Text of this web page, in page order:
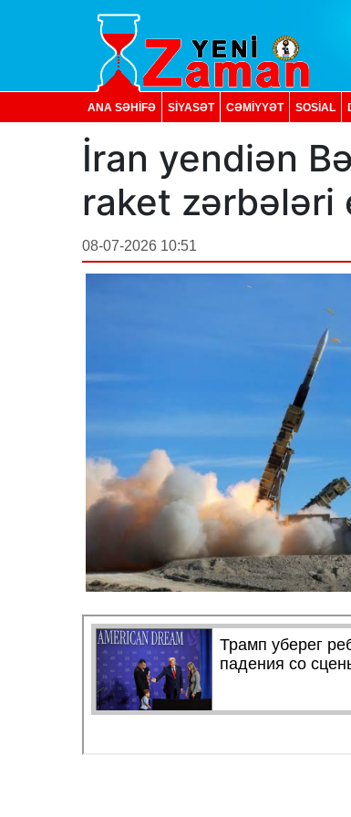
ANA SƏHİFƏ SİYASƏT CƏMİYYƏT SOSIAL
İran yendiən
raket zərbələri
08-07-2026 10:51